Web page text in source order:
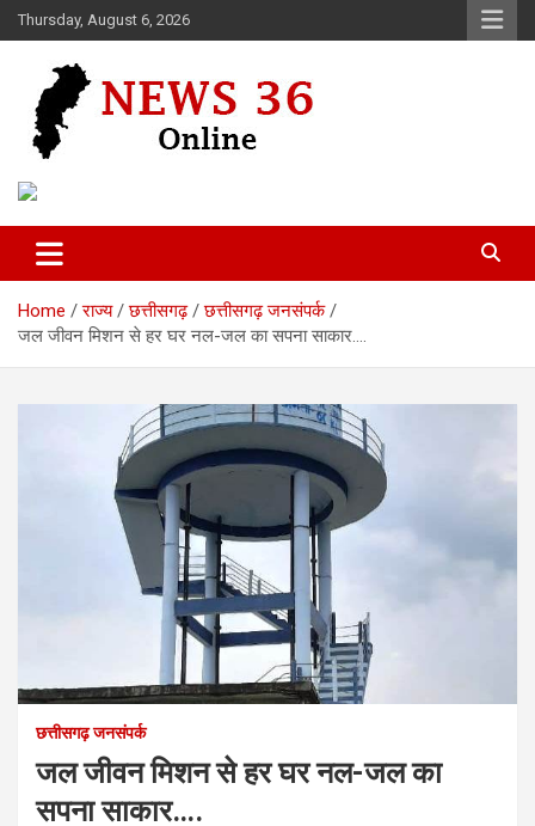
Skip
to
Thursday, August 6, 2026
News 36
Home राज्य छत्तीसगढ़
छत्तीसगढ़ जनसंपर्क
जल जीवन मिशन से हर घर नल-जल का सपना साकार….
छत्तीसगढ़ जनसंपर्क
जल जीवन मिशन से हर घर नल-जल का
सपना साकार….